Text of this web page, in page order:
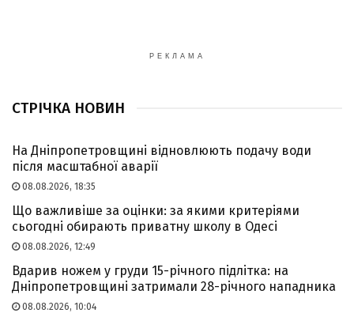
РЕКЛАМА
СТРІЧКА НОВИН
На Дніпропетровщині відновлюють подачу води
після масштабної аварії
08.08.2026, 18:35
Що важливіше за оцінки: за якими критеріями
сьогодні обирають приватну школу в Одесі
08.08.2026, 12:49
Вдарив ножем у груди 15-річного підлітка: на
Дніпропетровщині затримали 28-річного нападника
08.08.2026, 10:04